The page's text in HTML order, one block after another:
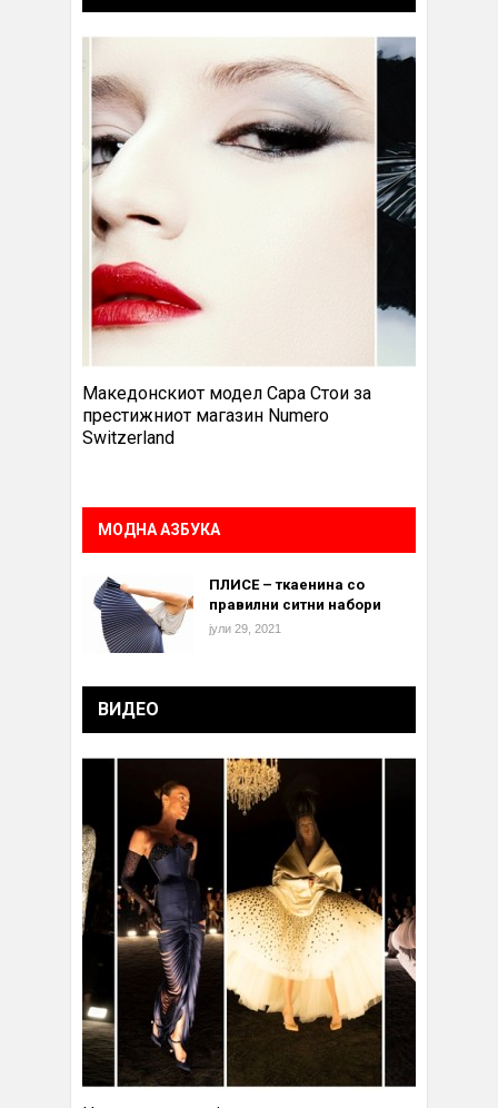
Македонскиот модел Сара Стои за
престижниот магазин Numero
Switzerland
МОДНА АЗБУКА
ПЛИСЕ – ткаенина со
правилни ситни набори
јули 29, 2021
ВИДЕО